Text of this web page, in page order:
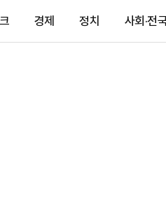
경제 정치 사회·전